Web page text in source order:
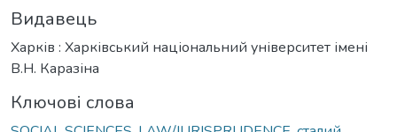
Видавець
Харків : Харківський національний університет імені
В.Н. Каразіна
Ключові слова